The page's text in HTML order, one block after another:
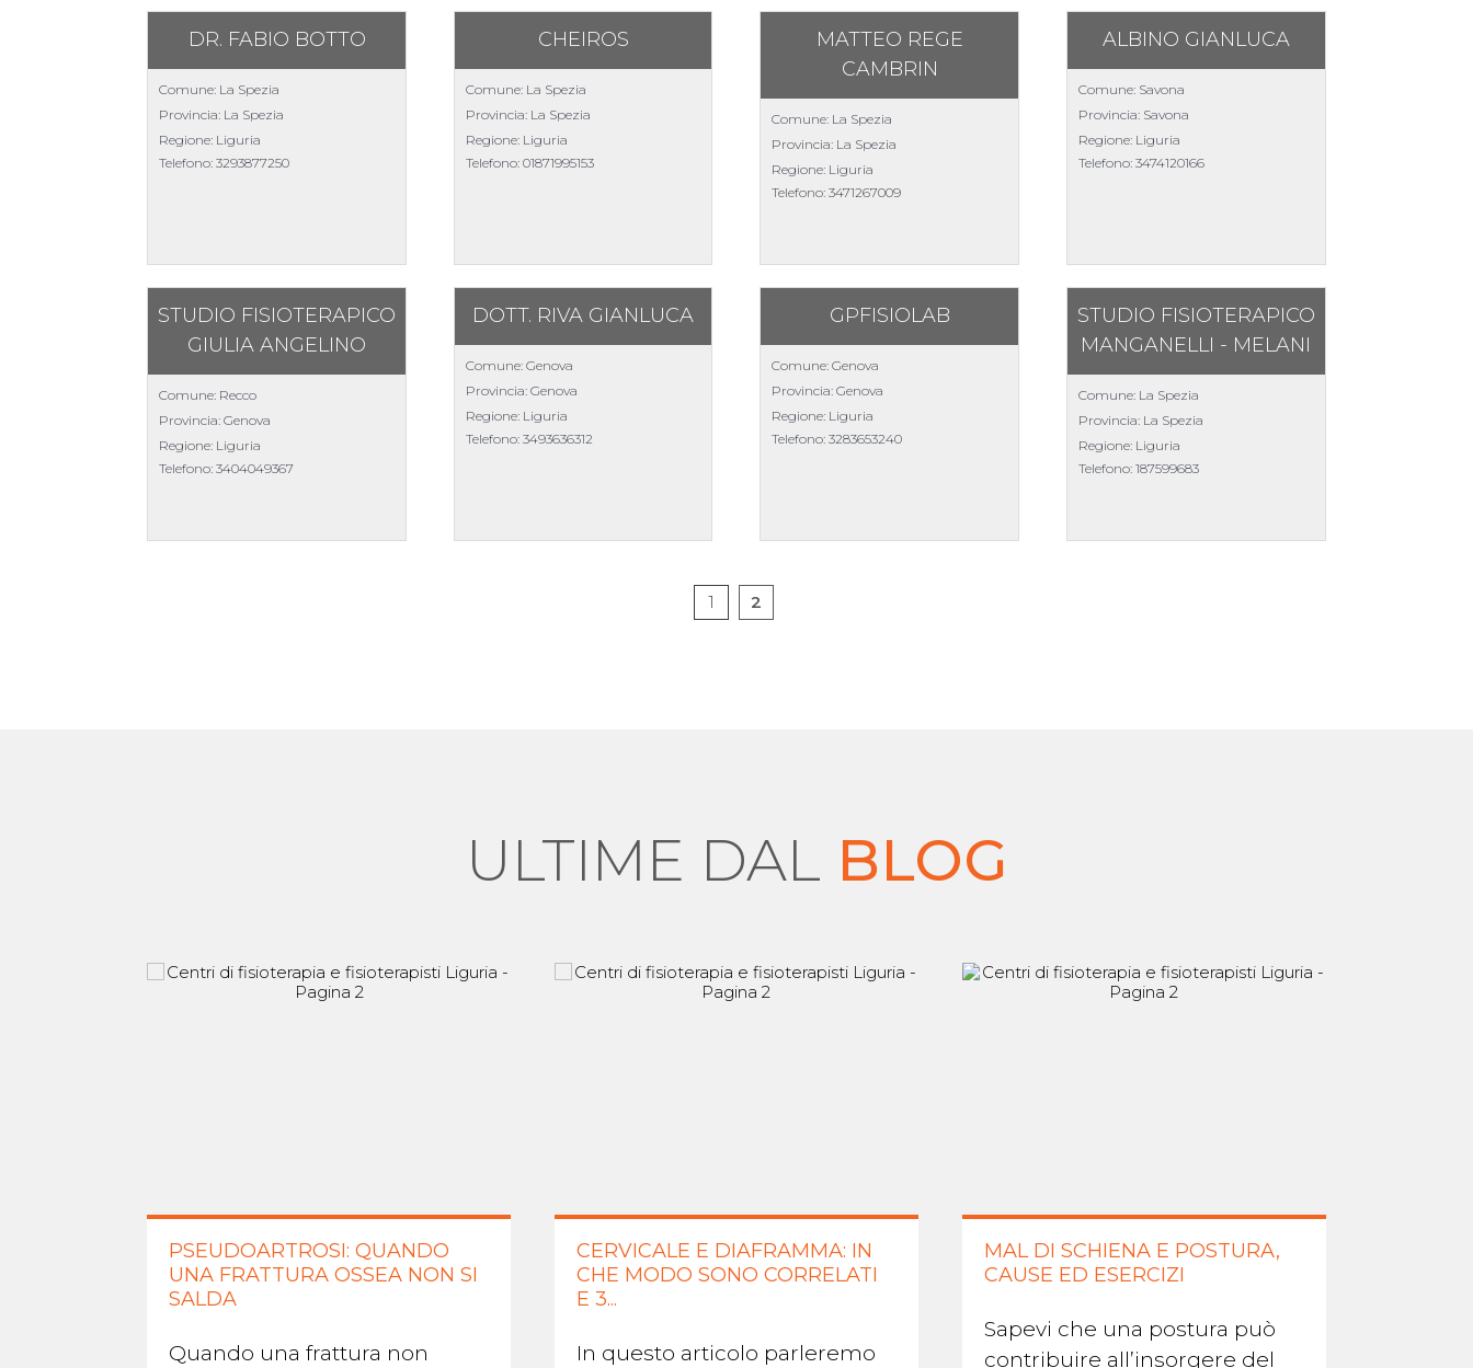
DR. FABIO BOTTO
Comune: La Spezia
Provincia: La Spezia
Regione: Liguria
Telefono:3293877250
CHEIROS
Comune: La Spezia
Provincia: La Spezia
Regione: Liguria
Telefono: 01871995153
MATTEO REGE
CAMBRIN
Comune: La Spezia
Provincia: La Spezia
Regione: Liguria
Telefono:3471267009
ALBINO GIANLUCA
Comune: Savona
Provincia: Savona
Regione: Liguria
Telefono: 3474120166
STUDIO FISIOTERAPICO
GIULIA ANGELINO
Comune: Recco
Provincia: Genova
Regione: Liguria
Telefono:3404049367
DOTT. RIVA GIANLUCA
Comune: Genova
Provincia: Genova
Regione: Liguria
Telefono: 3493636312
GPFISIOLAB
Comune: Genova
Provincia: Genova
Regione: Liguria
Telefono:3283653240
STUDIO FISIOTERAPICO
MANGANELLI - MELANI
Comune: La Spezia
Provincia: La Spezia
Regione: Liguria
Telefono: 187599683
1 2
ULTIME DAL BLOG
PSEUDOARTROSI: QUANDO
UNA FRATTURA OSSEA NON SI
SALDA
Quando una frattura non
CERVICALE E DIAFRAMMA: IN
CHE MODO SONO CORRELATI
E 3...
In questo articolo parleremo
MAL DI SCHIENA E POSTURA,
CAUSE ED ESERCIZI
Sapevi che una postura può
contribuire all’insorgere del